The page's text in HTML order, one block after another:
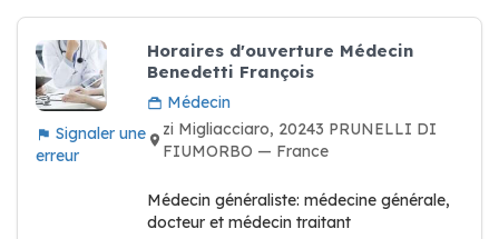
Signaler une
erreur
Horaires d'ouverture Médecin
Benedetti François
Médecin
zi Migliacciaro, 20243 PRUNELLI DI
FIUMORBO — France
Médecin généraliste: médecine générale,
docteur et médecin traitant